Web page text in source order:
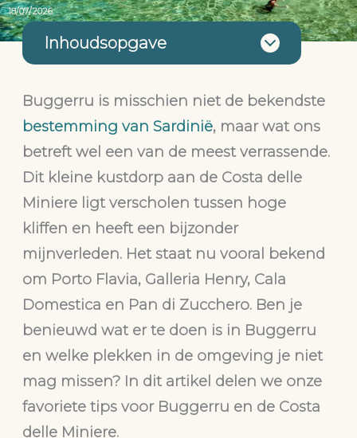
18/07/2026
Inhoudsopgave
Buggerru is misschien niet de bekendste
bestemming van Sardinië, maar wat ons
betreft wel een van de meest verrassende.
Dit kleine kustdorp aan de Costa delle
Miniere ligt verscholen tussen hoge
kliffen en heeft een bijzonder
mijnverleden. Het staat nu vooral bekend
om Porto Flavia, Galleria Henry, Cala
Domestica en Pan di Zucchero. Ben je
benieuwd wat er te doen is in Buggerru
en welke plekken in de omgeving je niet
mag missen? In dit artikel delen we onze
favoriete tips voor Buggerru en de Costa
delle Miniere.